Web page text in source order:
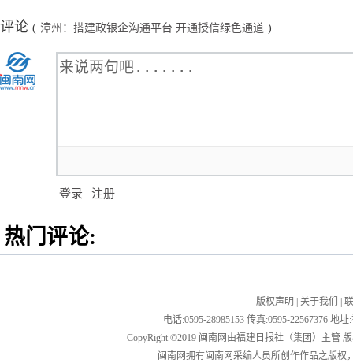
评论 ( 漳州：搭建政银企沟通平台 开通授信绿色通道 )
登录 | 注册
热门评论:
版权声明 关于我们
电话:0595-28985153 传真:0595-22567376 地
CopyRight ©2019 闽南网由福建日报社（集团）主管
闽南网拥有闽南网采编人员所创作作品之版